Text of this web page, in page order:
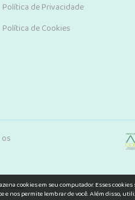
Política de Privacidade
Política de Cookies
Tokio.cookies em seu computador. Esses
e nos permite lembrar de você. Além disso,